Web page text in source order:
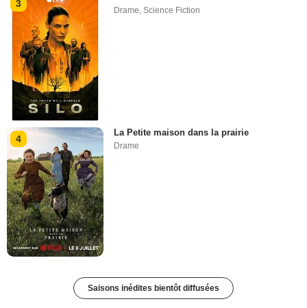
3
Drame,Science Fiction
4
La Petite maison dans la prairie
Drame
Saisons inédites bientôt diffusées